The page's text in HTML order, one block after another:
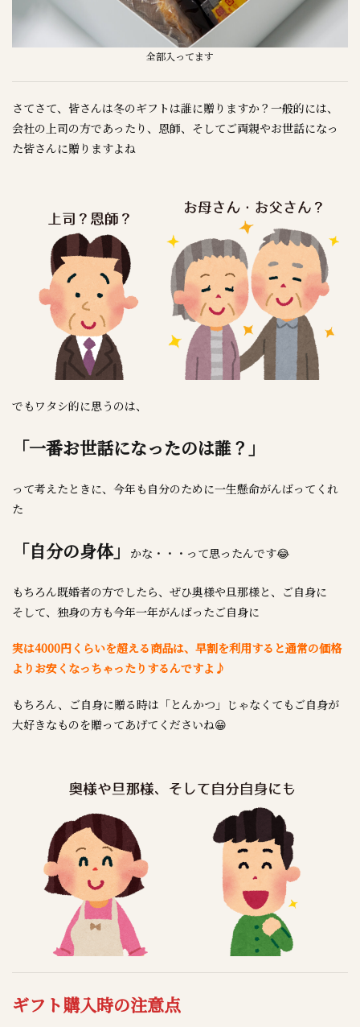
全部入ってます
さてさて、皆さんは冬のギフトは誰に贈りますか？一般的には、
会社の上司の方であったり、恩師、そしてご両親やお世話になっ
た皆さんに贈りますよね
でもワタシ的に思うのは、
「一番お世話になったのは誰？」
って考えたときに、今年も自分のために一生懸命がんばってくれ
た
「自分の身体」 かな・・・って思ったんです😂
もちろん既婚者の方でしたら、ぜひ奥様や旦那様と、ご自身に
そして、独身の方も今年一年がんばったご自身に
実は4000円くらいを超える商品は、早割を利用すると通常の価格
よりお安くなっちゃったりするんですよ♪
もちろん、ご自身に贈る時は「とんかつ」じゃなくてもご自身が
大好きなものを贈ってあげてくださいね😁
ギフト購入時の注意点